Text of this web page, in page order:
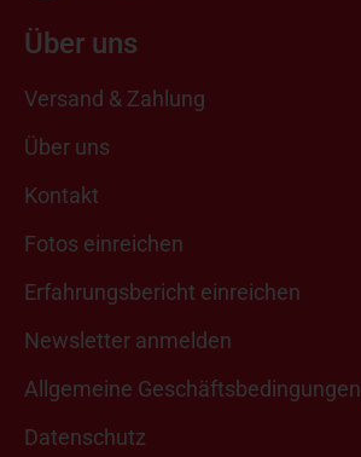
Über uns
Versand & Zahlung
Über uns
Kontakt
Fotos einreichen
Erfahrungsbericht einreichen
Newsletter anmelden
Allgemeine Geschäftsbedingungen
Datenschutz